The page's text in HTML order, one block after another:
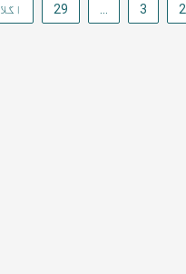
2
3
29 اگلا